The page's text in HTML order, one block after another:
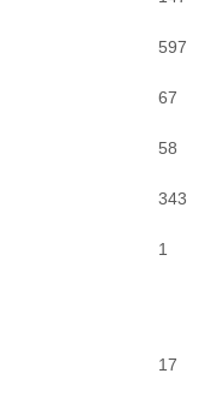
597
67
58
343
1
17